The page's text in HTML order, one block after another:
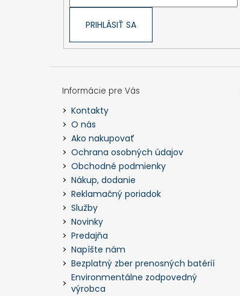
PRIHLÁSIŤ SA
Informácie pre Vás
Kontakty
O nás
Ako nakupovať
Ochrana osobných údajov
Obchodné podmienky
Nákup, dodanie
Reklamačný poriadok
Služby
Novinky
Predajňa
Napíšte nám
Bezplatný zber prenosných batérií
Environmentálne zodpovedný
výrobca